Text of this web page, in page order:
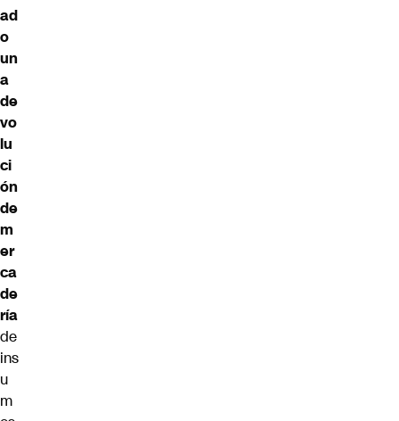
ad
o
un
a
de
vo
lu
ci
ón
de
m
er
ca
de
ría
de
ins
u
m